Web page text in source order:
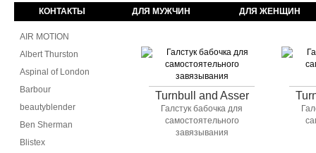
КОНТАКТЫ ДЛЯ МУЖЧИН ДЛЯ ЖЕНЩИН
AIR MOTION
Albert Thurston
Aspinal of London
Barbour
beautyblender
Ben Sherman
Blistex
Turnbull and Asser
Галстук бабочка для
самостоятельного
завязывания